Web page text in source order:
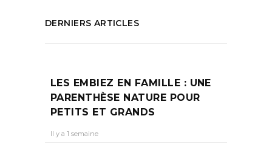
DERNIERS ARTICLES
LES EMBIEZ EN FAMILLE : UNE
PARENTHÈSE NATURE POUR
PETITS ET GRANDS
Il y a 1 semaine